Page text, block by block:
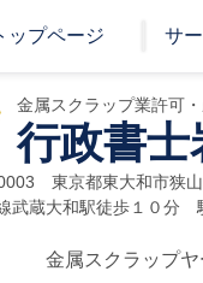
ップページ サ
金属スクラップ業許可
行政書士
東京都東大和市狭山
武蔵大和駅徒歩１０分
金属スクラップ